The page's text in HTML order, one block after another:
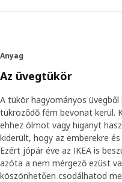
Anyag
Az üvegtükör
A tükör hagyományos üvegből
tükröződő fém bevonat kerül.
ehhez ólmot vagy higanyt
kiderült, hogy az emberekre
Ezért jópár éve az IKEA is
azóta a nem mérgező ezüst
köszönhetően csodálhatod